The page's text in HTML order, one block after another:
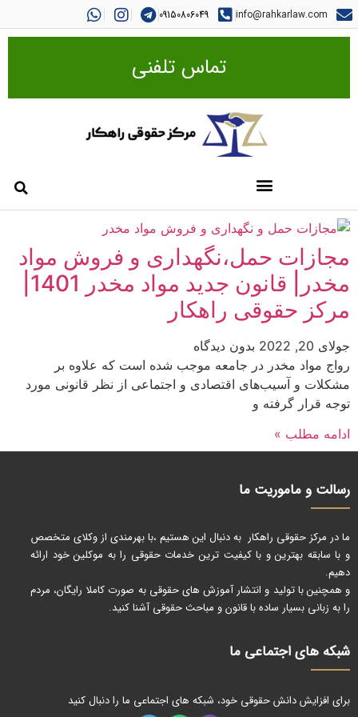
info@rahkarlaw.com
09150806049
تماس تلفنی
مجازات حمل،نگهداری و فروش مواد
مرکز حقوقی راهکار
جولای 20, 2022
بدون دیدگاه
رواج مواد مخدر در جامعه موجب شده است که علاوه بر
مشکلات و آسیب‌های اقتصادی و اجتماعی از نظر قانونی مورد
توجه قرار گرفته و
ادامه مطلب »
رسالت و ماموریت ما
ما در مرکز حقوقی راهکار به دنبال این هستیم ،با بهرمندی از وکلای متخصص
و با سابقه بهترین و با کیفیت ترین خدمات حقوقی را به موکلین خود ارائه
دهیم.
و همچنین با تولید و انتشار آموزش های حقوقی به صورت کاملا رایگان، مردم
را به زبانی بسیار ساده با قانون و مباحث حقوقی آشنا کنید.
شبکه های اجتماعی ما
برای افزایش دانش حقوقی خود، شبکه های اجتماعی ما را دنبال کنید